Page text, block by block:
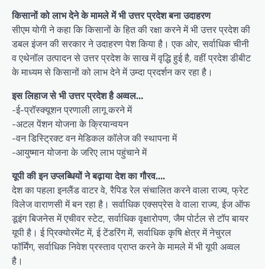
किसानों को लाभ देने के मामले में भी उत्तर प्रदेश बना उदाहरण
सीएम योगी ने कहा कि किसानों के हित की रक्षा करने में भी उत्तर प्रदेश की
डबल इंजन की सरकार ने उदाहरण पेश किया है। एक ओर, सर्वाधिक चीनी
व एथेनॉल उत्पादन से उत्तर प्रदेश के साख में वृद्धि हुई है, वहीं प्रदेश डीबीट
के माध्यम से किसानों को लाभ देने में उम्दा प्रदर्शन कर रहा है।
इस लिहाज से भी उत्तर प्रदेश है अव्वल…
-ई-प्रॉस्क्यूशन प्रणाली लागू करने में
-अटल पेंशन योजना के क्रियान्वयन
-वन डिस्ट्रिक्ट वन मेडिकल कॉलेज की स्थापना में
-आयुष्मान योजना के जरिए लाभ पहुंचाने में
यूपी की इन उप्लब्धियों ने बढ़ाया देश का गौरव….
देश का पहला इनलैंड वाटर वे, रैपिड रेल संचालित करने वाला राज्य, फ्रेट
विलेज वाराणसी में बन रहा है। सर्वाधिक एक्सप्रेस वे वाला राज्य, ईज ऑफ
डूइंग बिजनेस में एचीवर स्टेट, सर्वाधिक वृक्षारोपण, जैम पोर्टल से टॉप बायर
यूपी है। ई प्रिक्योरमेंट में, ई टेंडरिंग में, सर्वाधिक कृषि क्षेत्र में नेचुरल
फॉर्मिंग, सर्वाधिक निवेश प्रस्ताव प्राप्त करने के मामले में भी यूपी अव्वल
है।